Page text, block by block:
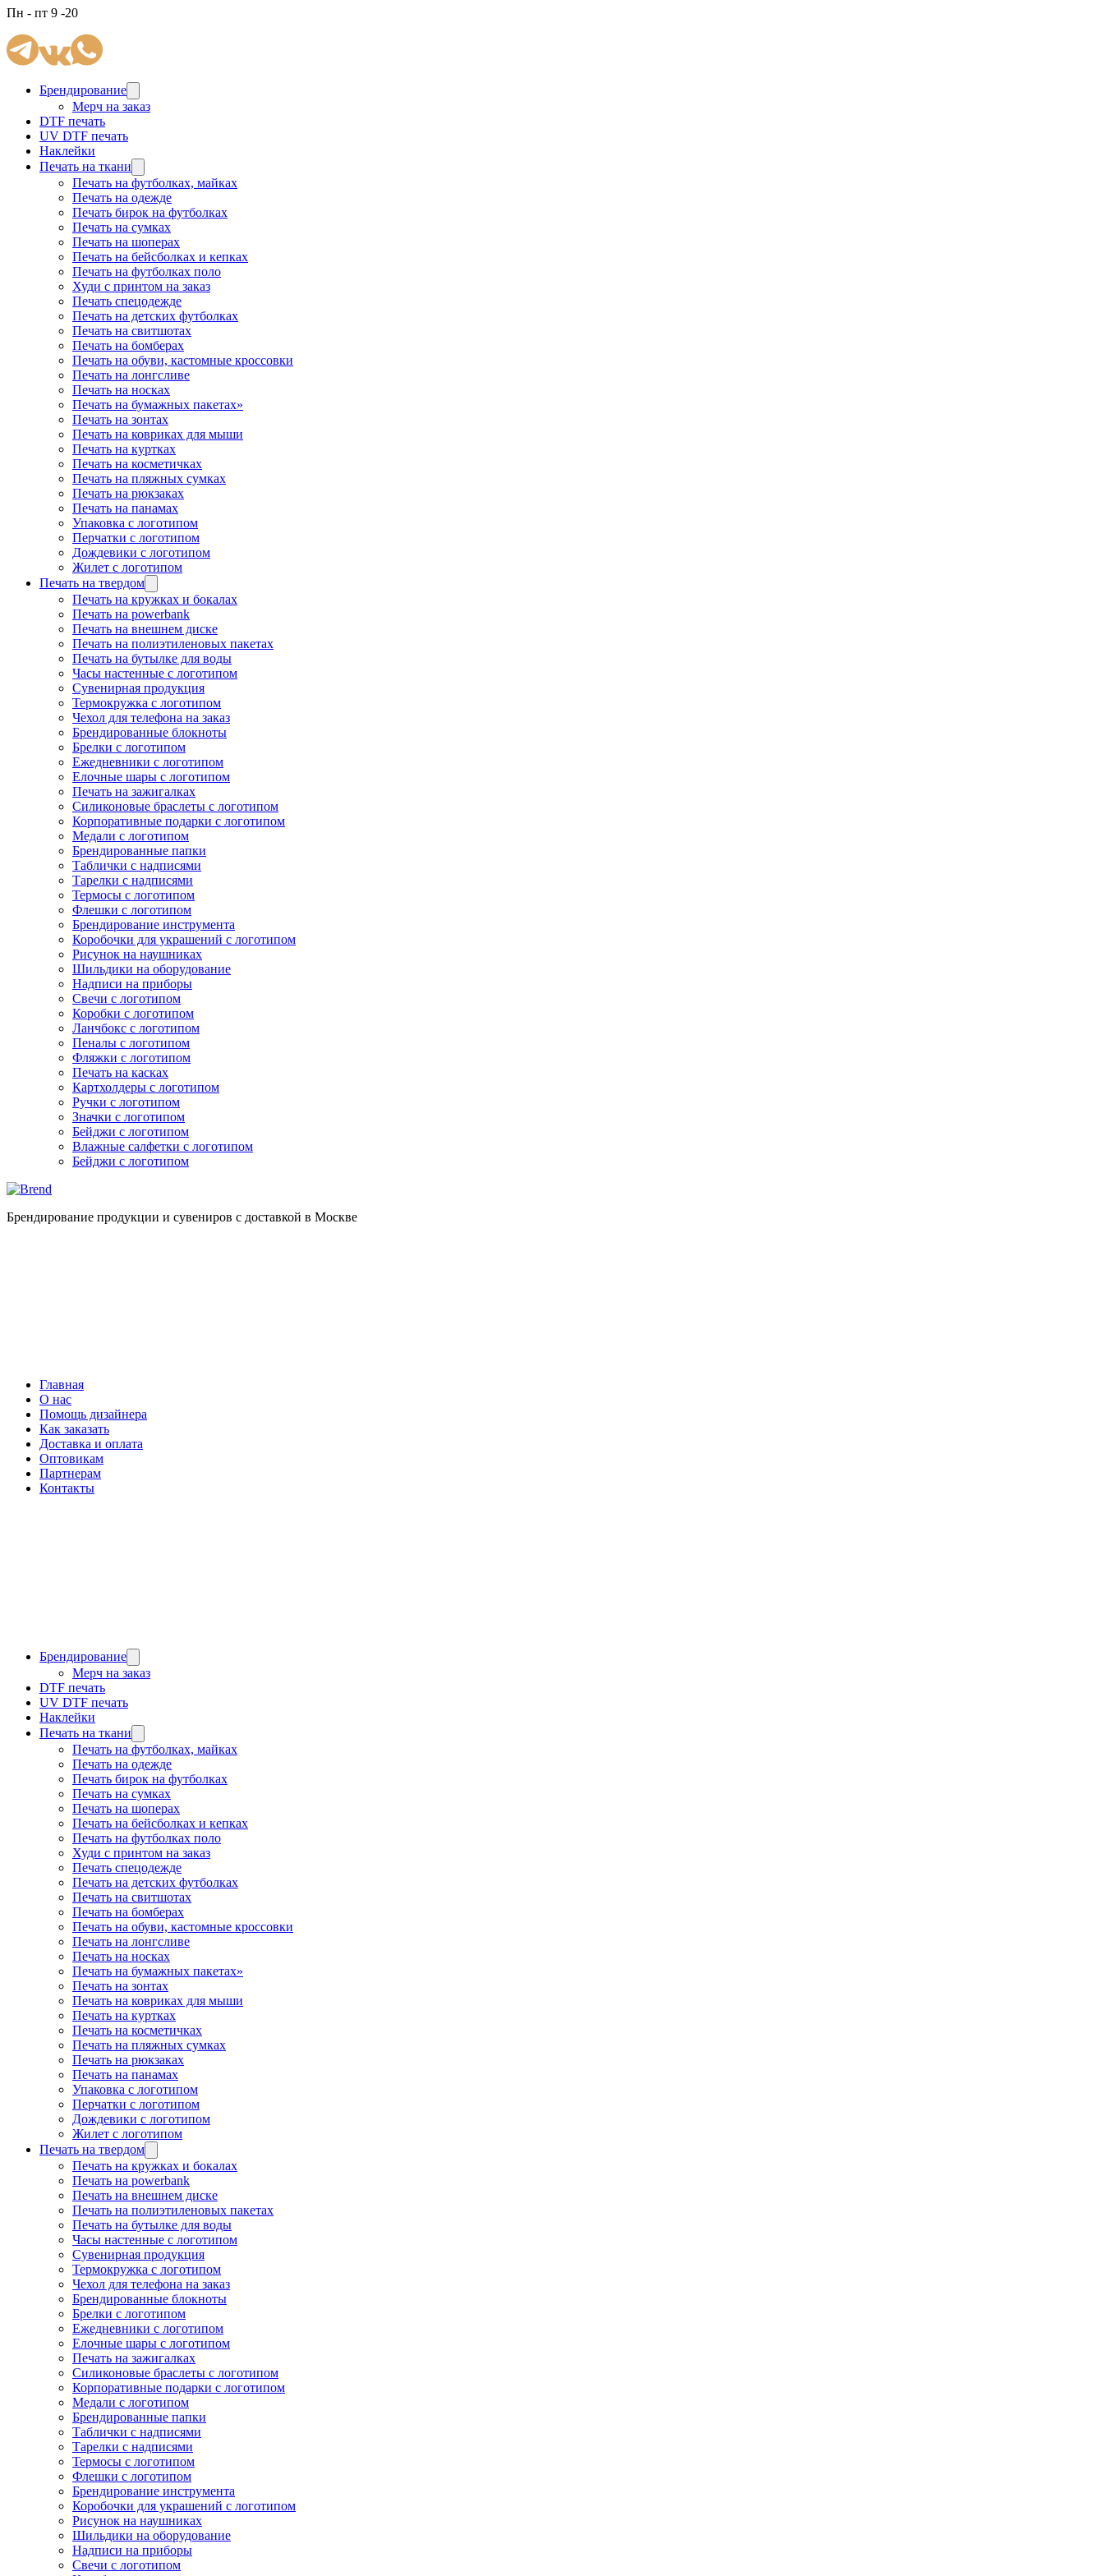
Пн - пт 9 -20
Брендирование
Мерч на заказ
DTF печать
UV DTF печать
Наклейки
Печать на ткани
Печать на футболках, майках
Печать на одежде
Печать бирок на футболках
Печать на сумках
Печать на шоперах
Печать на бейсболках и кепках
Печать на футболках поло
Худи с принтом на заказ
Печать спецодежде
Печать на детских футболках
Печать на свитшотах
Печать на бомберах
Печать на обуви, кастомные кроссовки
Печать на лонгсливе
Печать на носках
Печать на бумажных пакетах»
Печать на зонтах
Печать на ковриках для мыши
Печать на куртках
Печать на косметичках
Печать на пляжных сумках
Печать на рюкзаках
Печать на панамах
Упаковка с логотипом
Перчатки с логотипом
Дождевики с логотипом
Жилет с логотипом
Печать на твердом
Печать на кружках и бокалах
Печать на powerbank
Печать на внешнем диске
Печать на полиэтиленовых пакетах
Печать на бутылке для воды
Часы настенные с логотипом
Сувенирная продукция
Термокружка с логотипом
Чехол для телефона на заказ
Брендированные блокноты
Брелки с логотипом
Ежедневники с логотипом
Елочные шары с логотипом
Печать на зажигалках
Силиконовые браслеты с логотипом
Корпоративные подарки с логотипом
Медали с логотипом
Брендированные папки
Таблички с надписями
Тарелки с надписями
Термосы с логотипом
Флешки с логотипом
Брендирование инструмента
Коробочки для украшений с логотипом
Рисунок на наушниках
Шильдики на оборудование
Надписи на приборы
Свечи с логотипом
Коробки с логотипом
Ланчбокс с логотипом
Пеналы с логотипом
Фляжки с логотипом
Печать на касках
Картхолдеры с логотипом
Ручки с логотипом
Значки с логотипом
Бейджи с логотипом
Влажные салфетки с логотипом
Бейджи с логотипом
Брендирование продукции и сувениров с доставкой в Москве
Главная
О нас
Помощь дизайнера
Как заказать
Доставка и оплата
Оптовикам
Партнерам
Контакты
Брендирование
Мерч на заказ
DTF печать
UV DTF печать
Наклейки
Печать на ткани
Печать на футболках, майках
Печать на одежде
Печать бирок на футболках
Печать на сумках
Печать на шоперах
Печать на бейсболках и кепках
Печать на футболках поло
Худи с принтом на заказ
Печать спецодежде
Печать на детских футболках
Печать на свитшотах
Печать на бомберах
Печать на обуви, кастомные кроссовки
Печать на лонгсливе
Печать на носках
Печать на бумажных пакетах»
Печать на зонтах
Печать на ковриках для мыши
Печать на куртках
Печать на косметичках
Печать на пляжных сумках
Печать на рюкзаках
Печать на панамах
Упаковка с логотипом
Перчатки с логотипом
Дождевики с логотипом
Жилет с логотипом
Печать на твердом
Печать на кружках и бокалах
Печать на powerbank
Печать на внешнем диске
Печать на полиэтиленовых пакетах
Печать на бутылке для воды
Часы настенные с логотипом
Сувенирная продукция
Термокружка с логотипом
Чехол для телефона на заказ
Брендированные блокноты
Брелки с логотипом
Ежедневники с логотипом
Елочные шары с логотипом
Печать на зажигалках
Силиконовые браслеты с логотипом
Корпоративные подарки с логотипом
Медали с логотипом
Брендированные папки
Таблички с надписями
Тарелки с надписями
Термосы с логотипом
Флешки с логотипом
Брендирование инструмента
Коробочки для украшений с логотипом
Рисунок на наушниках
Шильдики на оборудование
Надписи на приборы
Свечи с логотипом